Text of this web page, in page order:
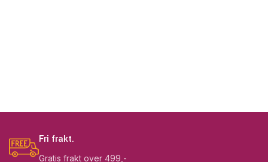
Fri frakt.
Gratis frakt over 499,-